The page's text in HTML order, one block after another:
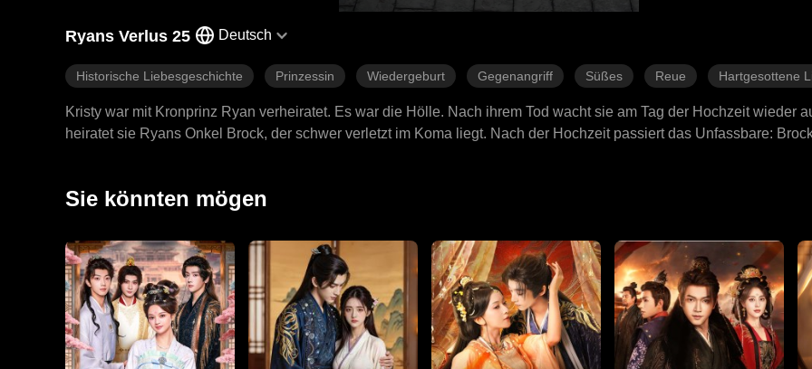
Ryans Verlus 25 Deutsch
Historische Liebesgeschichte Prinzessin Wiedergeburt Gegenangriff Süßes Reue Hartgesottene
Kristy war mit Kronprinz Ryan verheiratet. Es war die Hölle. Nach ihrem Tod wacht sie am Tag der Hochzeit wieder
heiratet sie Ryans Onkel Brock, der schwer verletzt im Koma liegt. Nach der Hochzeit passiert das Unfassbare:
Sie könnten mögen